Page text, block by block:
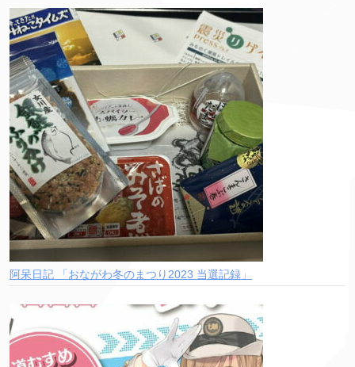
阿呆日記 「おながわ冬のまつり2023 当選記録」